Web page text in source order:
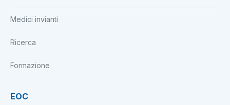
Medici invianti
Ricerca
Formazione
EOC